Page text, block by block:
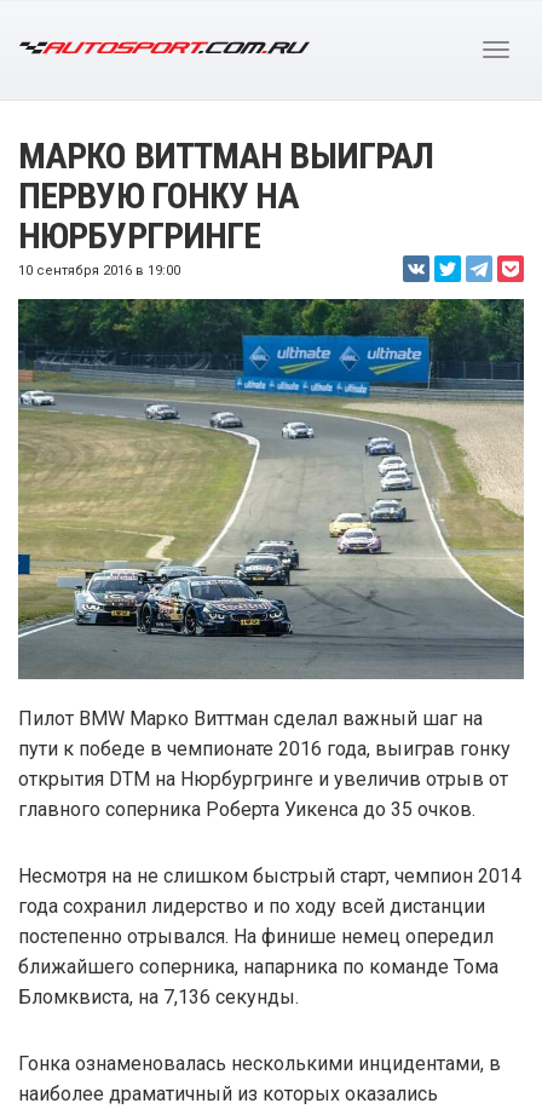
МАРКО ВИТТМАН ВЫИГРАЛ
ПЕРВУЮ ГОНКУ НА
НЮРБУРГРИНГЕ
10 сентября 2016 в 19:00
Пилот BMW Марко Виттман сделал важный шаг на
пути к победе в чемпионате 2016 года, выиграв гонку
открытия DTM на Нюрбургринге и увеличив отрыв от
главного соперника Роберта Уикенса до 35 очков.
Несмотря на не слишком быстрый старт, чемпион 2014
года сохранил лидерство и по ходу всей дистанции
постепенно отрывался. На финише немец опередил
ближайшего соперника, напарника по команде Тома
Бломквиста, на 7,136 секунды.
Гонка ознаменовалась несколькими инцидентами, в
наиболее драматичный из которых оказались